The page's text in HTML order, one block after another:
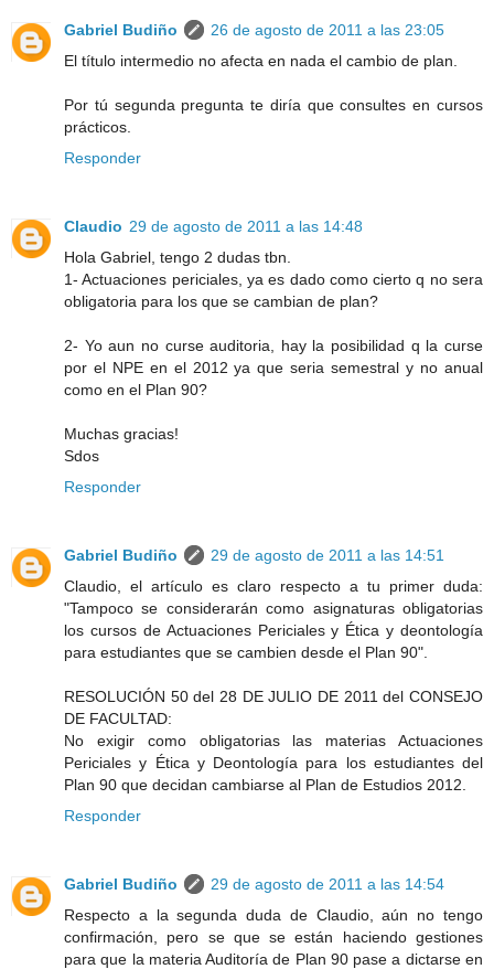
Gabriel Budiño
26 de agosto de 2011 a las 23:05
El título intermedio no afecta en nada el cambio de plan.
Por tú segunda pregunta te diría que consultes en cursos
prácticos.
Responder
Claudio 29 de agosto de 2011 a las 14:48
Hola Gabriel, tengo 2 dudas tbn.
1- Actuaciones periciales, ya es dado como cierto q no sera
obligatoria para los que se cambian de plan?
2- Yo aun no curse auditoria, hay la posibilidad q la curse
por el NPE en el 2012 ya que seria semestral y no anual
como en el Plan 90?
Muchas gracias!
Sdos
Responder
Gabriel Budiño
29 de agosto de 2011 a las 14:51
Claudio, el artículo es claro respecto a tu primer duda:
"Tampoco se considerarán como asignaturas obligatorias
los cursos de Actuaciones Periciales y Ética y deontología
para estudiantes que se cambien desde el Plan 90".
RESOLUCIÓN 50 del 28 DE JULIO DE 2011 del CONSEJO
DE FACULTAD:
No exigir como obligatorias las materias Actuaciones
Periciales y Ética y Deontología para los estudiantes del
Plan 90 que decidan cambiarse al Plan de Estudios 2012.
Responder
Gabriel Budiño
29 de agosto de 2011 a las 14:54
Respecto a la segunda duda de Claudio, aún no tengo
confirmación, pero se que se están haciendo gestiones
para que la materia Auditoría de Plan 90 pase a dictarse en